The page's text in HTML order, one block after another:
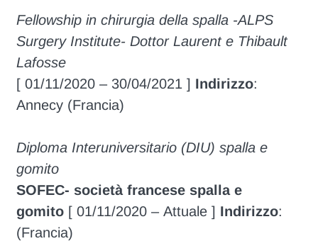
Fellowship in chirurgia della spalla -ALPS
Surgery Institute- Dottor Laurent e Thibault
Lafosse
[ 01/11/2020 – 30/04/2021 ] Indirizzo:
Annecy (Francia)
Diploma Interuniversitario (DIU) spalla e
gomito
SOFEC- società francese spalla e
gomito [ 01/11/2020 – Attuale ] Indirizzo:
(Francia)